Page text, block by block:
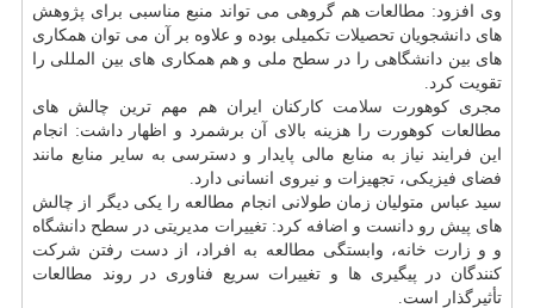
وی افزود: مطالعات هم گروهی می تواند منبع مناسبی برای پژوهش
های دانشجویان تحصیلات تكمیلی بوده و علاوه بر آن می توان همكاری
های بین دانشگاهی را در سطح ملی و هم همكاری های بین المللی را
تقویت كرد.
مجری كوهورت سلامت كاركنان ایران هم مهم ترین چالش های
مطالعات كوهورت را هزینه بالای آن برشمرد و اظهار داشت: انجام
این فرایند نیاز به منابع مالی پایدار و دسترسی به سایر منابع مانند
فضای فیزیكی، تجهیزات و نیروی انسانی دارد.
سید عباس متولیان زمان طولانی انجام مطالعه را یكی دیگر از چالش
های پیش رو دانست و اضافه كرد: تغییرات مدیریتی در سطح دانشگاه
و و زارت خانه، وابستگی مطالعه به افراد، از دست رفتن شركت
كنندگان در پیگیری ها و تغییرات سریع فناوری در روند مطالعات
تأثیرگذار است.